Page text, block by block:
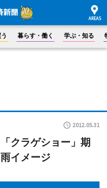
暮らす・働く 学ぶ・知る
2012.05.31
クラゲショー」期
イメージ